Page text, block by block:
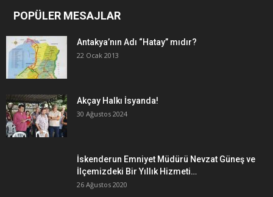
POPÜLER MESAJLAR
Antakya’nın Adı “Hatay” mıdır?
22 Ocak 2013
Akçay Halkı İsyanda!
30 Ağustos 2024
İskenderun Emniyet Müdürü Nevzat Güneş ve
İlçemizdeki Bir Yıllık Hizmeti…
26 Ağustos 2020